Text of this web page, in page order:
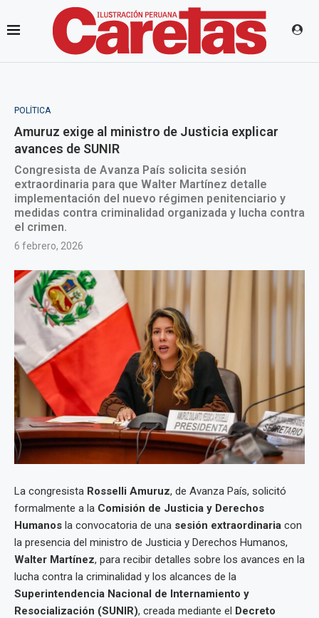
POLÍTICA
Amuruz exige al ministro de Justicia explicar
avances de SUNIR
Congresista de Avanza País solicita sesión
extraordinaria para que Walter Martínez detalle
implementación del nuevo régimen penitenciario y
medidas contra criminalidad organizada y lucha contra
el crimen.
6 febrero, 2026
La congresista Rosselli Amuruz, de Avanza País, solicitó
formalmente a la Comisión de Justicia y Derechos
Humanos la convocatoria de una sesión extraordinaria con
la presencia del ministro de Justicia y Derechos Humanos,
Walter Martínez, para recibir detalles sobre los avances en la
lucha contra la criminalidad y los alcances de la
Superintendencia Nacional de Internamiento y
Resocialización (SUNIR), creada mediante el Decreto